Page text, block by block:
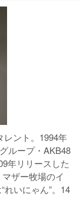
ント。1994年
ループ・AKB48
年リリースした
ザー牧場のイ
れいにゃん”。14